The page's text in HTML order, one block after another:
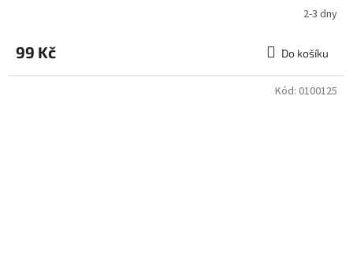
2-3 dny
99 Kč Do košíku
Kód: 0100125